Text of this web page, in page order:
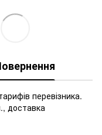
перевізника.
доставка